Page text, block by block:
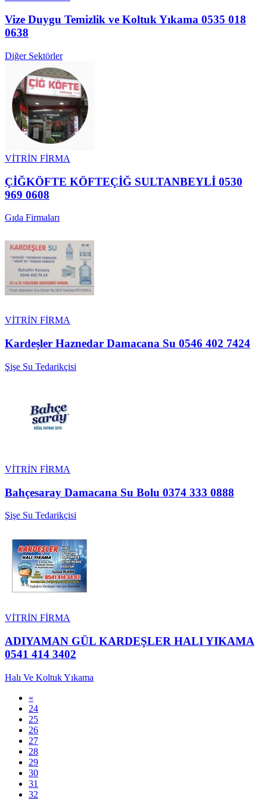
Vize Duygu Temizlik ve Koltuk Yıkama 0535 018
0638
Diğer Sektörler
VİTRİN FİRMA
ÇİĞKÖFTE KÖFTEÇİĞ SULTANBEYLİ 0530
969 0608
Gıda Firmaları
VİTRİN FİRMA
Kardeşler Haznedar Damacana Su 0546 402 7424
Şişe Su Tedarikçisi
VİTRİN FİRMA
Bahçesaray Damacana Su Bolu 0374 333 0888
Şişe Su Tedarikçisi
VİTRİN FİRMA
ADIYAMAN GÜL KARDEŞLER HALI YIKAMA
0541 414 3402
Halı Ve Koltuk Yıkama
«
24
25
26
27
28
29
30
31
32